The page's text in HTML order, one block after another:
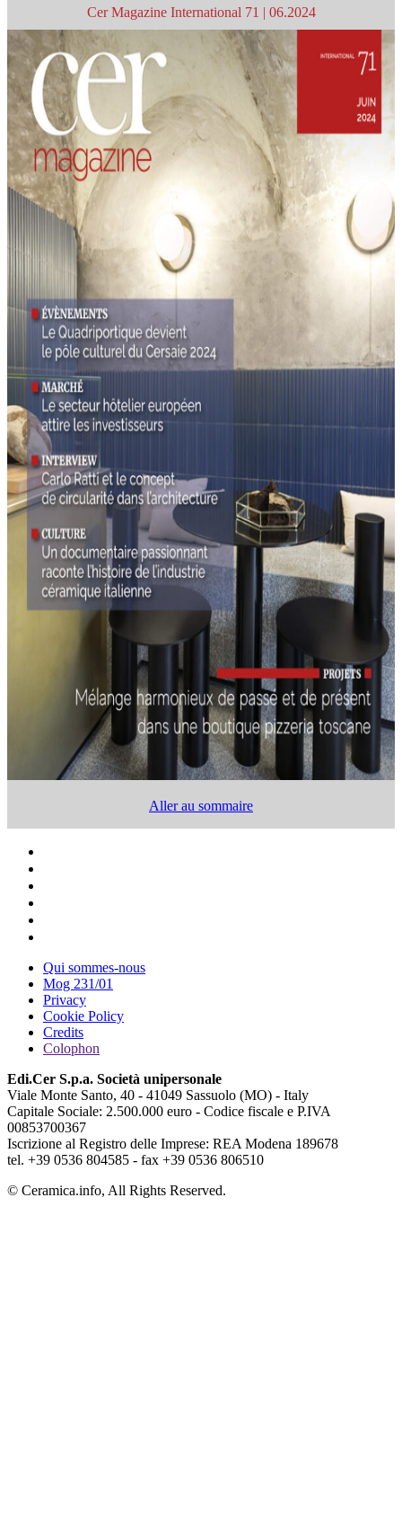
Cer Magazine International 71 | 06.2024
Aller au sommaire
Qui sommes-nous
Mog 231/01
Privacy
Cookie Policy
Credits
Colophon
Edi.Cer S.p.a. Società unipersonale
Viale Monte Santo, 40 - 41049 Sassuolo (MO) - Italy
Capitale Sociale: 2.500.000 euro - Codice fiscale e P.IVA
00853700367
Iscrizione al Registro delle Imprese: REA Modena 189678
tel. +39 0536 804585 - fax +39 0536 806510
© Ceramica.info, All Rights Reserved.